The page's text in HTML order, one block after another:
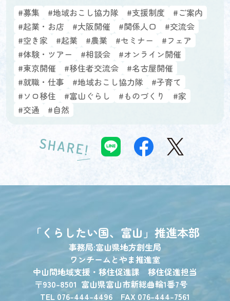
#募集
#地域おこし協力隊 #支援制度
#ご案内
#起業・お店
#大阪開催 #関係人口
#交流会
#空き家
#起業 #農業 #セミナー
#フェア
#体験・ツアー
#相談会
#オンライン開催
#東京開催
#移住者交流会
#名古屋開催
#就職・仕事
#地域おこし協力隊
#子育て
#ソロ移住
#富山ぐらし #ものづくり
#家
#交通
#自然
SHARE!
「くらしたい国、富山」 推進本部
事務局:富山県地方創生局
ワンチームとやま推進室
中山間地域支援・移住促進課 移住促進担当
〒930-8501 富山県富山市新総曲輪1番7号
TEL 076-444-4496 FAX 076-444-7561